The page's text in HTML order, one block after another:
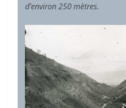
d’environ 250 mètres.